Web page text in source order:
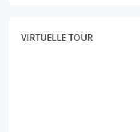
VIRTUELLE TOUR